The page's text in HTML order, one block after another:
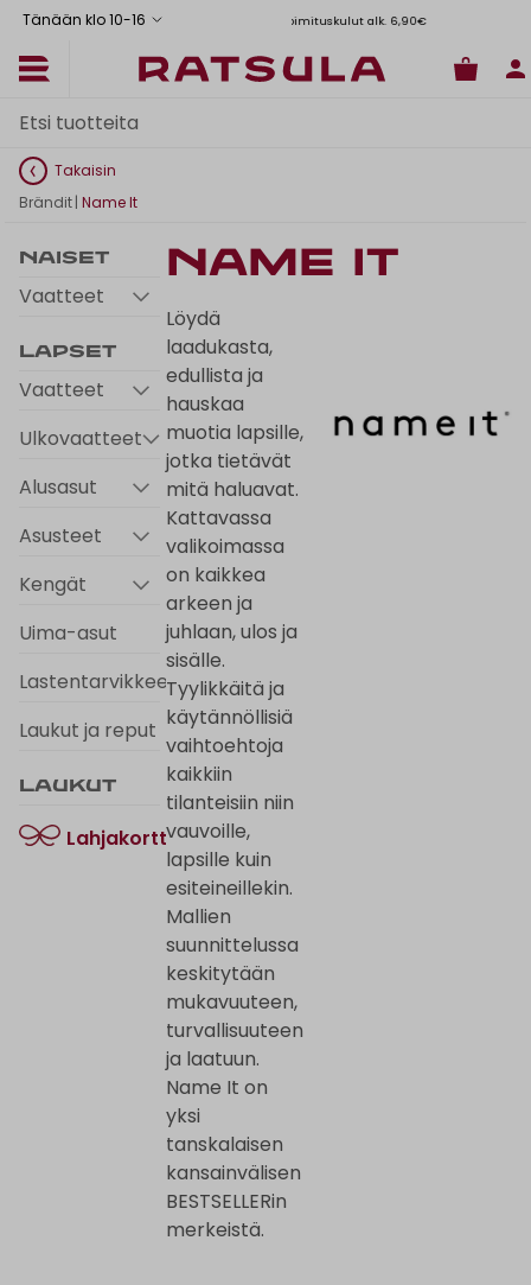
Tänään klo 10-16 Toimituskulut alk. 6,90€
Takaisin
Brändit| Name It
Naiset
Vaatteet
Lapset
Vaatteet
Ulkovaatteet
Alusasut
Asusteet
Kengät
Uima-asut
Lastentarvikkeet
Laukut ja reput
Laukut
Lahjakortti
Name It
Löydä
laadukasta,
edullista ja
hauskaa
muotia lapsille,
jotka tietävät
mitä haluavat.
Kattavassa
valikoimassa
on kaikkea
arkeen ja
juhlaan, ulos ja
sisälle.
Tyylikkäitä ja
käytännöllisiä
vaihtoehtoja
kaikkiin
tilanteisiin niin
vauvoille,
lapsille kuin
esiteineillekin.
Mallien
suunnittelussa
keskitytään
mukavuuteen,
turvallisuuteen
ja laatuun.
Name It on
yksi
tanskalaisen
kansainvälisen
BESTSELLERin
merkeistä.